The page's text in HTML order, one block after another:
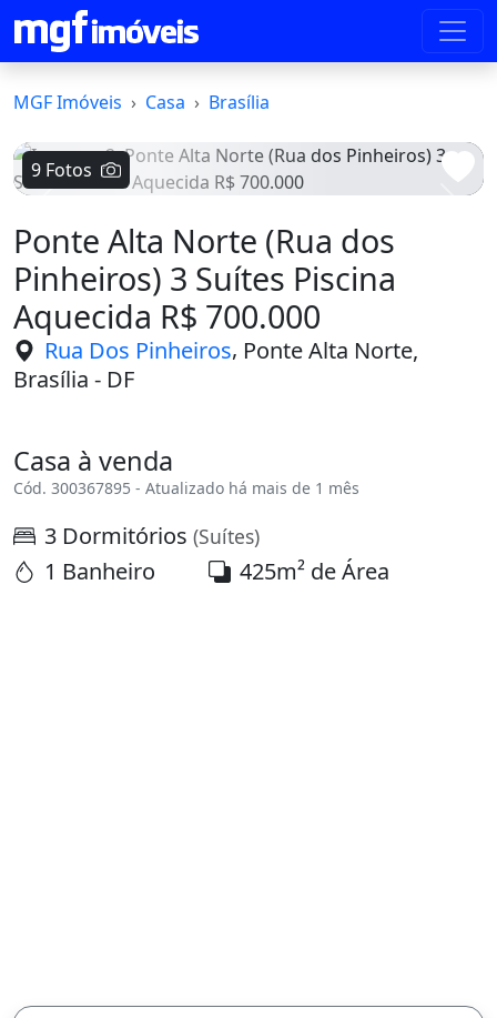
MGF Imóveis Casa Brasília
9 Fotos
Ponte Alta Norte (Rua dos
Pinheiros) 3 Suítes Piscina
Aquecida R$ 700.000
Rua Dos Pinheiros, Ponte Alta Norte,
Brasília - DF
Casa à venda
Cód. 300367895 - Atualizado há mais de 1 mês
3 Dormitórios (Suítes)
1 Banheiro 425m² de Área